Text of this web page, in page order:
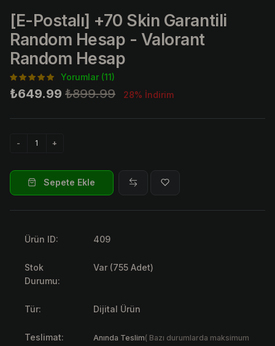
[E-Postalı] +70 Skin Garantili
Random Hesap - Valorant
Random Hesap
Yorumlar (11)
₺649.99 ₺899.99 28% İndirim
Sepete Ekle
Ürün ID: 409
Stok
Durumu:
Var (755 Adet)
Tür: Dijital Ürün
Teslimat: Anında Teslim( Bazı durumlarda maksimum